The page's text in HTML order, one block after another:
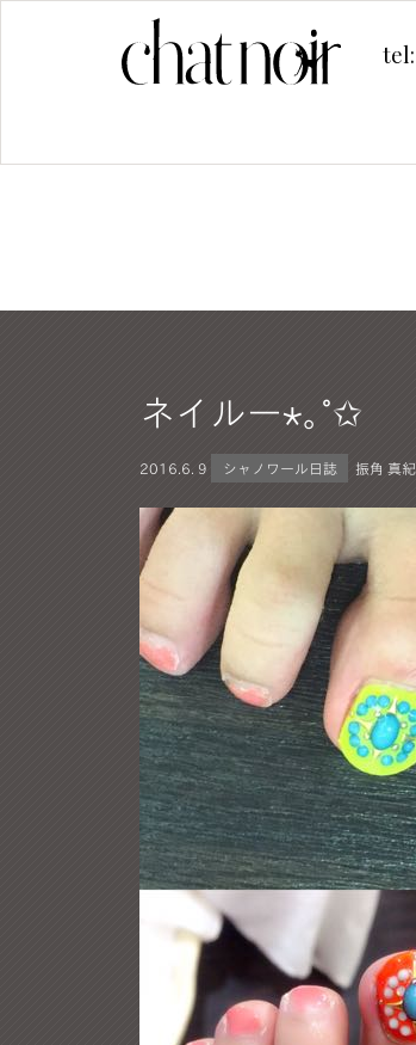
tel:
ネイルー⋆｡˚✩
2016. 6. 9 シャノワール日誌 振角 真紀